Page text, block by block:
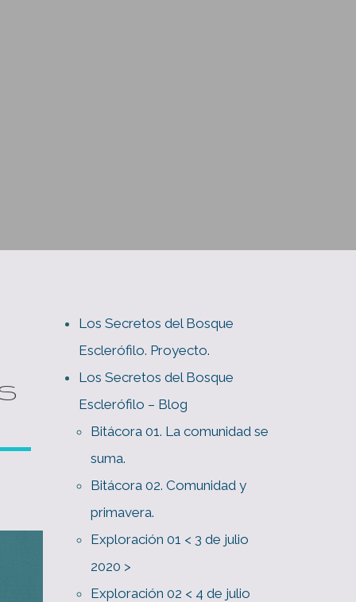
Los Secretos del Bosque
Esclerófilo. Proyecto.
Los Secretos del Bosque
Esclerófilo – Blog
Bitácora 01. La comunidad se
suma.
Bitácora 02. Comunidad y
primavera.
Exploración 01 < 3 de julio
2020 >
Exploración 02 < 4 de julio